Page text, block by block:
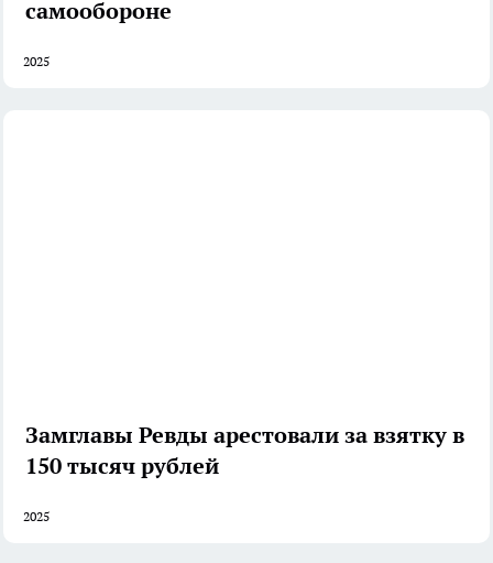
самообороне
2025
Замглавы Ревды арестовали за взятку в
150 тысяч рублей
2025